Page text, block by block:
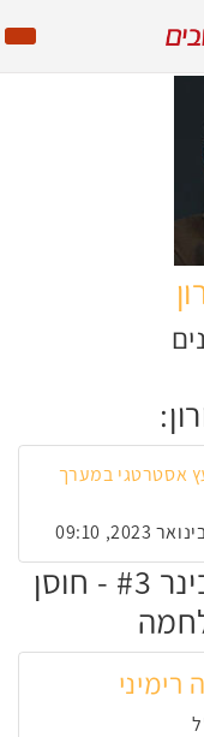
אסטרטגי במערך
דוברים נוספים באירוע וובינר #3 - חוסן
רימיני